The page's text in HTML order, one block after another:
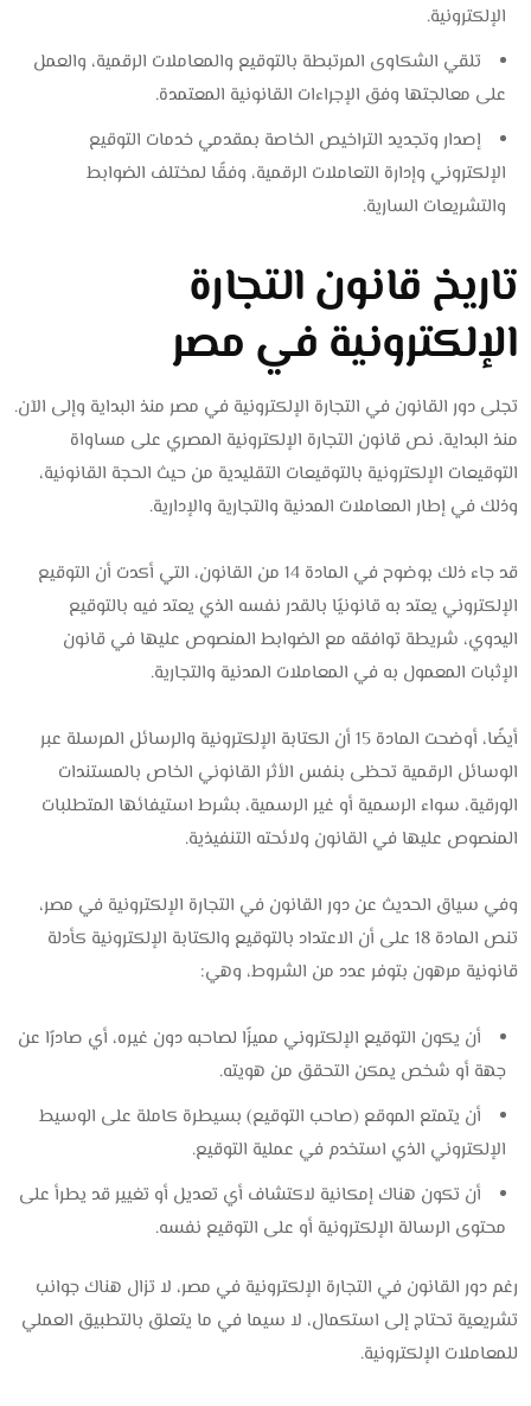
الإلكترونية.
تلقي الشكاوى المرتبطة بالتوقيع والمعاملات الرقمية، والعمل
على معالجتها وفق الإجراءات القانونية المعتمدة.
إصدار وتجديد التراخيص الخاصة بمقدمي خدمات التوقيع
الإلكتروني وإدارة التعاملات الرقمية، وفقًا لمختلف الضوابط
والتشريعات السارية.
تاريخ قانون التجارة
الإلكترونية في مصر
تجلى دور القانون في التجارة الإلكترونية في مصر منذ البداية وإلى الآن.
منذ البداية، نص قانون التجارة الإلكترونية المصري على مساواة
التوقيعات الإلكترونية بالتوقيعات التقليدية من حيث الحجة القانونية،
وذلك في إطار المعاملات المدنية والتجارية والإدارية.
قد جاء ذلك بوضوح في المادة 14 من القانون، التي أكدت أن التوقيع
الإلكتروني يعتد به قانونيًا بالقدر نفسه الذي يعتد فيه بالتوقيع
اليدوي، شريطة توافقه مع الضوابط المنصوص عليها في قانون
الإثبات المعمول به في المعاملات المدنية والتجارية.
أيضًا، أوضحت المادة 15 أن الكتابة الإلكترونية والرسائل المرسلة عبر
الوسائل الرقمية تحظى بنفس الأثر القانوني الخاص بالمستندات
الورقية، سواء الرسمية أو غير الرسمية، بشرط استيفائها المتطلبات
المنصوص عليها في القانون ولائحته التنفيذية.
وفي سياق الحديث عن دور القانون في التجارة الإلكترونية في مصر،
تنص المادة 18 على أن الاعتداد بالتوقيع والكتابة الإلكترونية كأدلة
قانونية مرهون بتوفر عدد من الشروط، وهي:
أن يكون التوقيع الإلكتروني مميزًا لصاحبه دون غيره، أي صادرًا عن
جهة أو شخص يمكن التحقق من هويته.
أن يتمتع الموقع (صاحب التوقيع) بسيطرة كاملة على الوسيط
الإلكتروني الذي استخدم في عملية التوقيع.
أن تكون هناك إمكانية لاكتشاف أي تعديل أو تغيير قد يطرأ على
محتوى الرسالة الإلكترونية أو على التوقيع نفسه.
رغم دور القانون في التجارة الإلكترونية في مصر، لا تزال هناك جوانب
تشريعية تحتاج إلى استكمال، لا سيما في ما يتعلق بالتطبيق العملي
للمعاملات الإلكترونية.